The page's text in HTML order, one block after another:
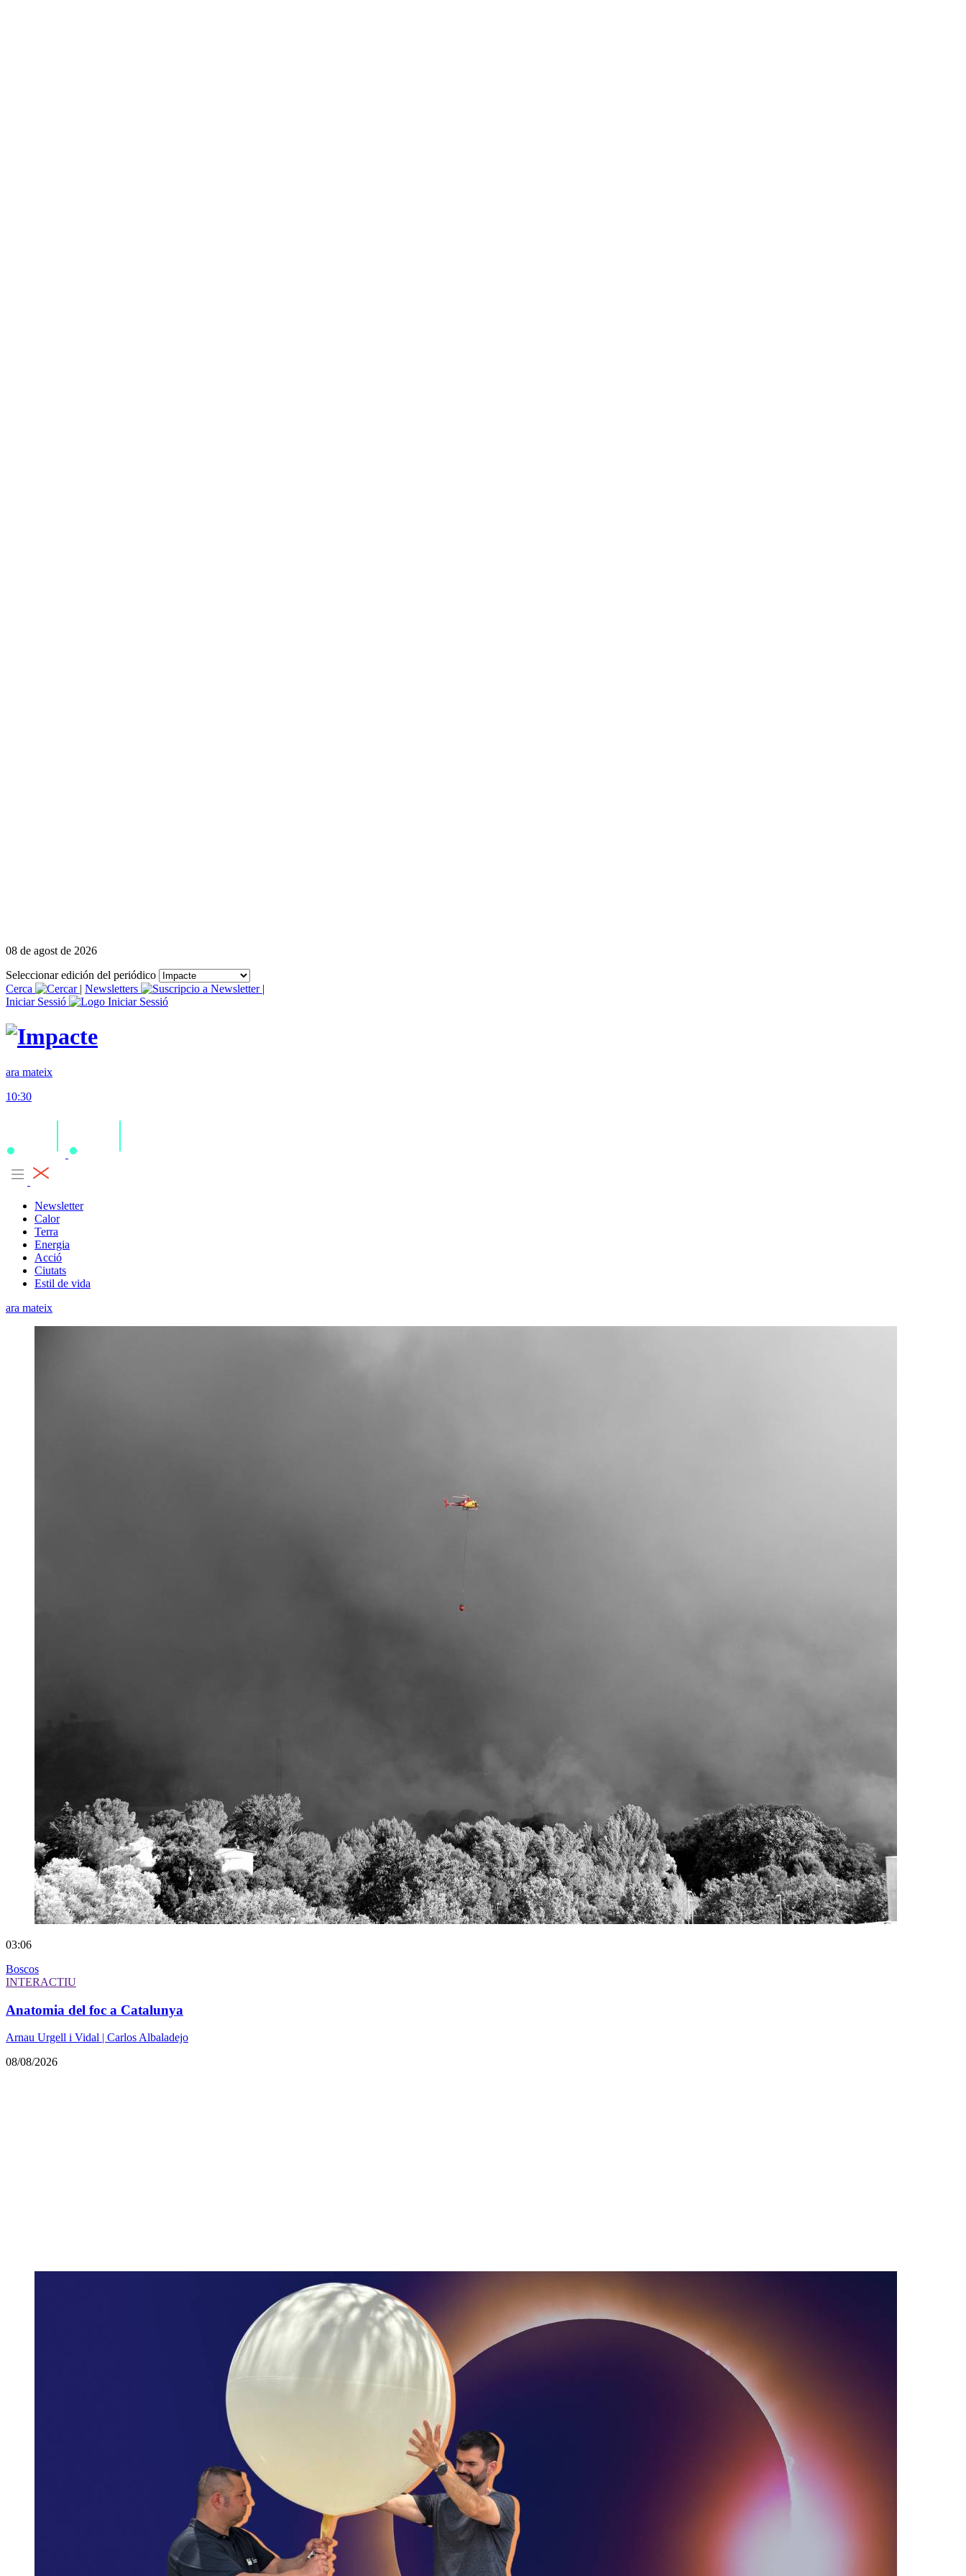
08 de agost de 2026
Seleccionar edición del periódico
Cerca
| Newsletters
|
Iniciar Sessió
ara mateix
10:30
Newsletter
Calor
Terra
Energia
Acció
Ciutats
Estil de vida
ara mateix
03:06
Boscos
INTERACTIU
Anatomia del foc a Catalunya
Arnau Urgell i Vidal | Carlos Albaladejo
08/08/2026